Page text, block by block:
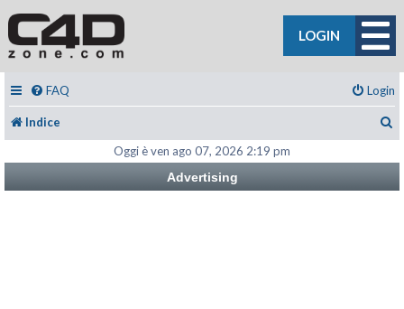
LOGIN
FAQ Login
Indice
Oggi è ven ago 07, 2026 2:19 pm
Advertising